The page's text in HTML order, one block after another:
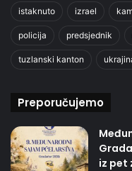
istaknuto izrael
policija predsjednik
tuzlanski kanton
Preporučujemo
iz pet